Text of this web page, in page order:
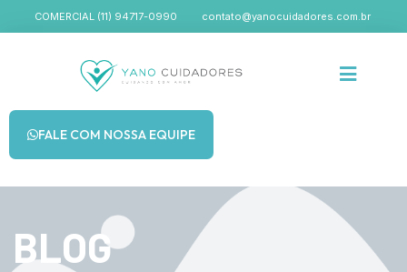
COMERCIAL (11) 94717-0990 contato@yanocuidadores.com.br
FALE COM NOSSA EQUIPE
BLOG